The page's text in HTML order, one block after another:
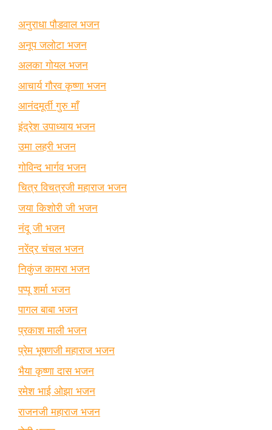
अनुराधा पौडवाल भजन
अनूप जलोटा भजन
अलका गोयल भजन
आचार्य गौरव कृष्णा भजन
आनंदमूर्ती गुरु माँ
इंद्रेश उपाध्याय भजन
उमा लहरी भजन
गोविन्द भार्गव भजन
चित्र विचत्रजी महाराज भजन
जया किशोरी जी भजन
नंदू जी भजन
नरेंद्र चंचल भजन
निकुंज कामरा भजन
पप्पू शर्मा भजन
पागल बाबा भजन
प्रकाश माली भजन
प्रेम भूषणजी महाराज भजन
भैया कृष्णा दास भजन
रमेश भाई ओझा भजन
राजनजी महाराज भजन